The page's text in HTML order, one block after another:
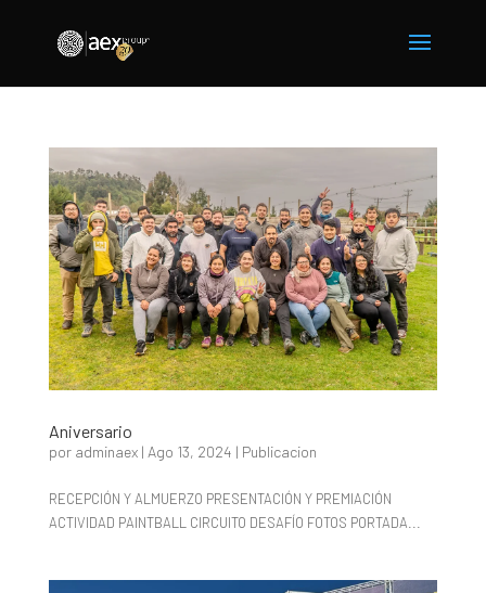
Aniversario
por adminaex| Ago 13, 2024 | Publicacion
RECEPCIÓN Y ALMUERZO PRESENTACIÓN Y PREMIACIÓN
ACTIVIDAD PAINTBALL CIRCUITO DESAFÍO FOTOS PORTADA...